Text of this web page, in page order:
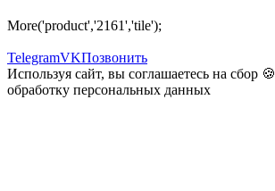
More('product','2161','tile');
TelegramVKПозвонить
Используя сайт, вы соглашаетесь на сбор 🍪
обработку персональных данных